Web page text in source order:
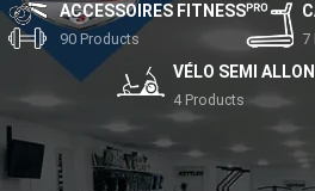
ACCESSOIRES FITNESS
90 Products 7
VÉLO SEMI
4 Products
STOCK STATUS
On sale